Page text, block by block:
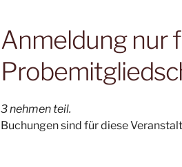
Anmeldung nur
3 nehmen teil.
Buchungen sind für diese